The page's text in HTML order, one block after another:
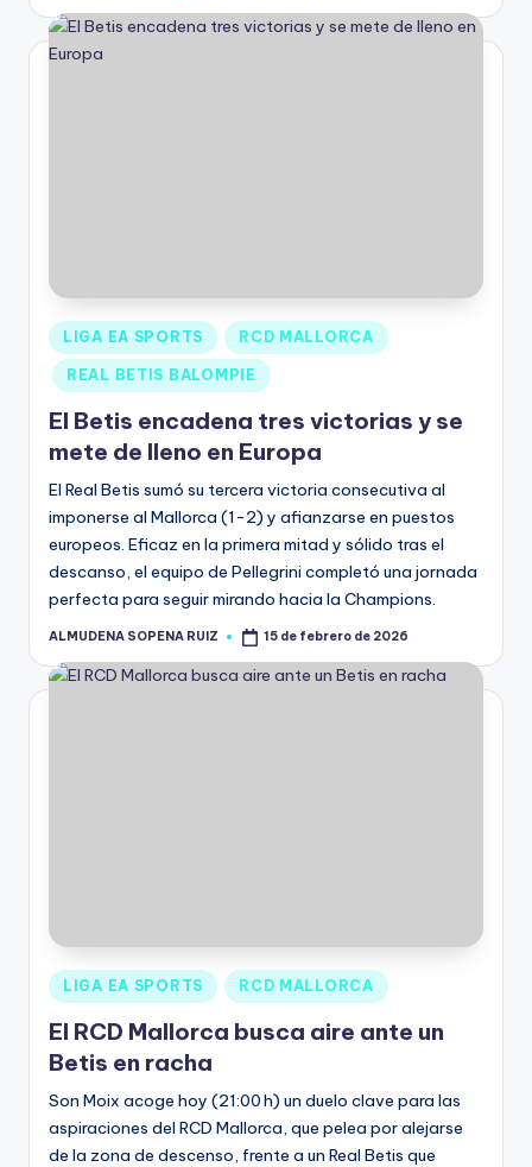
LIGA EA SPORTS RCD MALLORCA
REAL BETIS BALOMPIE
El Betis encadena tres victorias y se
mete de lleno en Europa
El Real Betis sumó su tercera victoria consecutiva al
imponerse al Mallorca (1-2) y afianzarse en puestos
europeos. Eficaz en la primera mitad y sólido tras el
descanso, el equipo de Pellegrini completó una jornada
perfecta para seguir mirando hacia la Champions.
ALMUDENA SOPENA RUIZ 15 de febrero de 2026
LIGA EA SPORTS RCD MALLORCA
El RCD Mallorca busca aire ante un
Betis en racha
Son Moix acoge hoy (21:00 h) un duelo clave para las
aspiraciones del RCD Mallorca, que pelea por alejarse
de la zona de descenso, frente a un Real Betis que